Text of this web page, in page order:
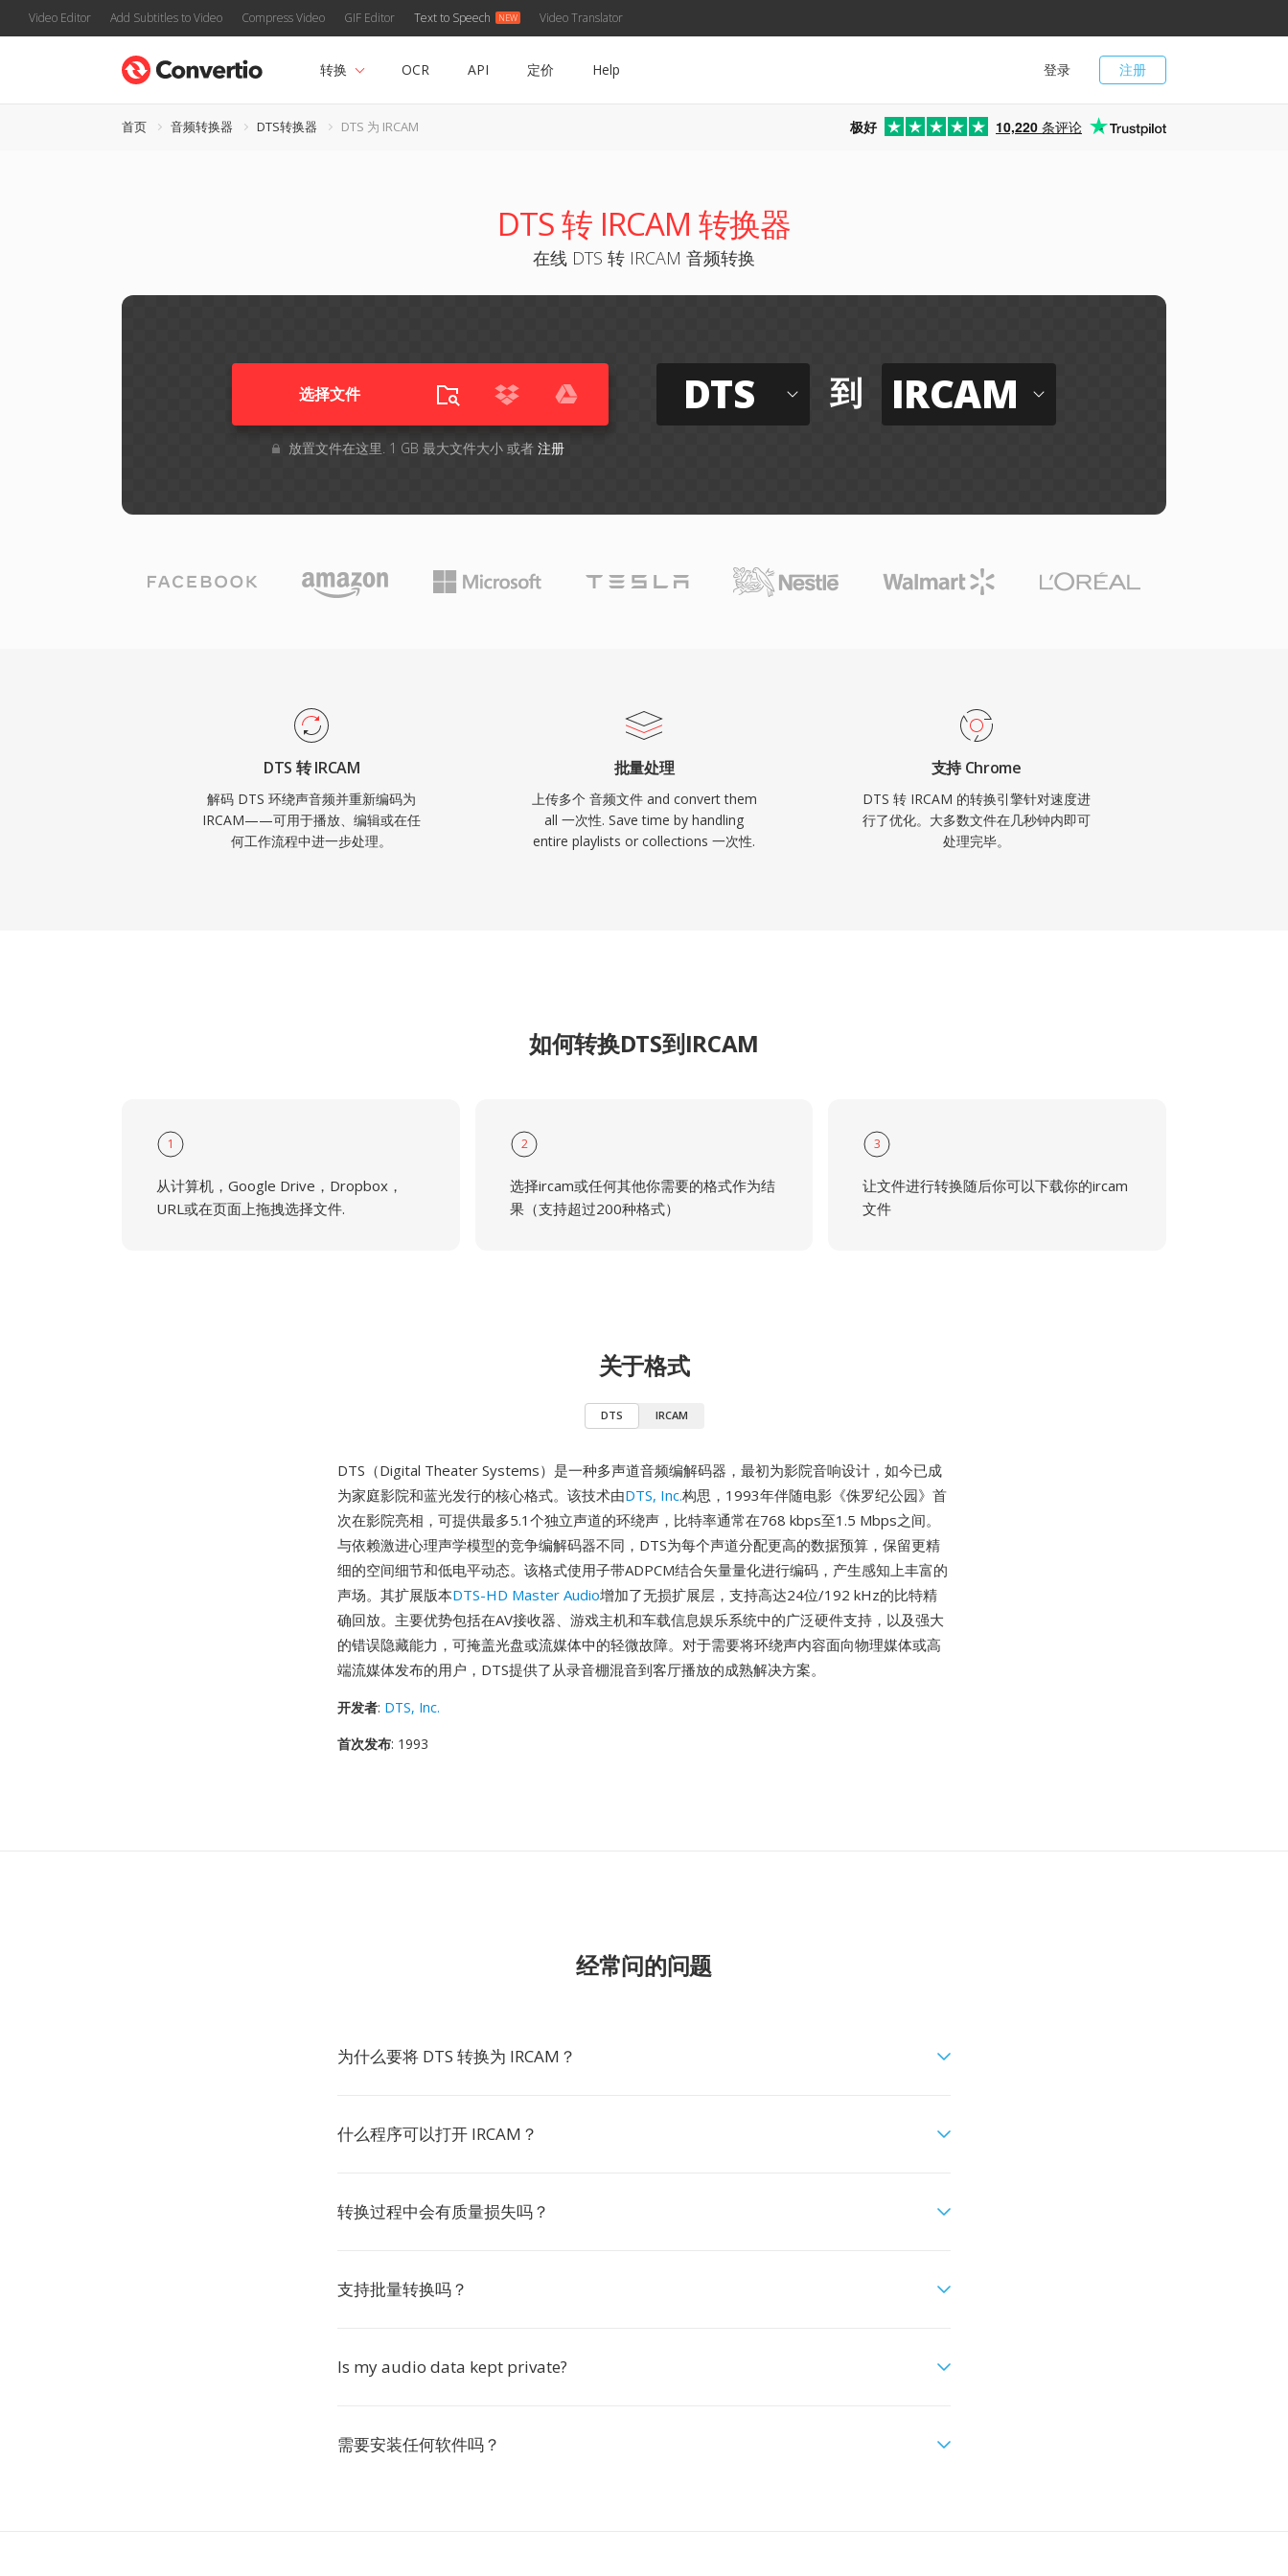
Video Editor Add Subtitles to Video Compress Video GIF Editor Text to Speech Video Translator
注册
登录
转换 OCR API 定价 Help
首页 音频转换器 DTS转换器 DTS 为 IRCAM 极好 10,220 条评论
DTS 转 IRCAM 转换器
在线 DTS 转 IRCAM 音频转换
选择文件
放置文件在这里. 1 GB 最大文件大小 或者注册
DTS 到 IRCAM
DTS 转 IRCAM
解码 DTS 环绕声音频并重新编码为
IRCAM——可用于播放、编辑或在任
何工作流程中进一步处理。
批量处理
上传多个 音频文件 and convert them
all 一次性. Save time by handling
entire playlists or collections 一次性.
支持 Chrome
DTS 转 IRCAM 的转换引擎针对速度进
行了优化。大多数文件在几秒钟内即可
处理完毕。
如何转换DTS到IRCAM
1
从计算机，Google Drive，Dropbox，
URL或在页面上拖拽选择文件.
2
选择ircam或任何其他你需要的格式作为结
果（支持超过200种格式）
3
让文件进行转换随后你可以下载你的ircam
文件
关于格式
DTS IRCAM
DTS（Digital Theater Systems）是一种多声道音频编解码器，最初为影院音响设计，如今已成
为家庭影院和蓝光发行的核心格式。该技术由DTS, Inc.构思，1993年伴随电影《侏罗纪公园》首
次在影院亮相，可提供最多5.1个独立声道的环绕声，比特率通常在768 kbps至1.5 Mbps之间。
与依赖激进心理声学模型的竞争编解码器不同，DTS为每个声道分配更高的数据预算，保留更精
细的空间细节和低电平动态。该格式使用子带ADPCM结合矢量量化进行编码，产生感知上丰富的
声场。其扩展版本DTS-HD Master Audio增加了无损扩展层，支持高达24位/192 kHz的比特精
确回放。主要优势包括在AV接收器、游戏主机和车载信息娱乐系统中的广泛硬件支持，以及强大
的错误隐藏能力，可掩盖光盘或流媒体中的轻微故障。对于需要将环绕声内容面向物理媒体或高
端流媒体发布的用户，DTS提供了从录音棚混音到客厅播放的成熟解决方案。
开发者: DTS, Inc.
首次发布: 1993
经常问的问题
为什么要将 DTS 转换为 IRCAM？
什么程序可以打开 IRCAM？
转换过程中会有质量损失吗？
支持批量转换吗？
Is my audio data kept private?
需要安装任何软件吗？